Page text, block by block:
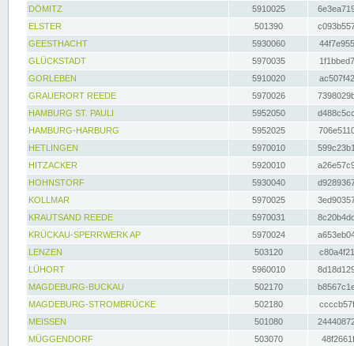
DÖMITZ
5910025
ELSTER
501390
GEESTHACHT
5930060
GLÜCKSTADT
5970035
GORLEBEN
5910020
GRAUERORT REEDE
5970026
HAMBURG ST. PAULI
5952050
HAMBURG-HARBURG
5952025
HETLINGEN
5970010
HITZACKER
5920010
HOHNSTORF
5930040
KOLLMAR
5970025
KRAUTSAND REEDE
5970031
KRÜCKAU-SPERRWERK AP
5970024
LENZEN
503120
LÜHORT
5960010
MAGDEBURG-BUCKAU
502170
MAGDEBURG-STROMBRÜCKE
502180
MEISSEN
501080
MÜGGENDORF
503070